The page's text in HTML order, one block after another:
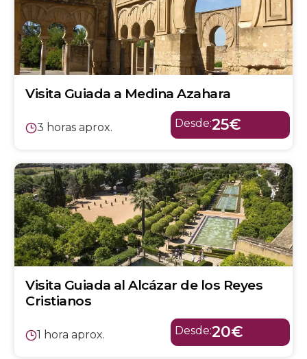
Visita Guiada a Medina Azahara
3 horas aprox. Desde:25€
Visita Guiada al Alcázar de los Reyes
Cristianos
1 hora aprox. Desde:20€